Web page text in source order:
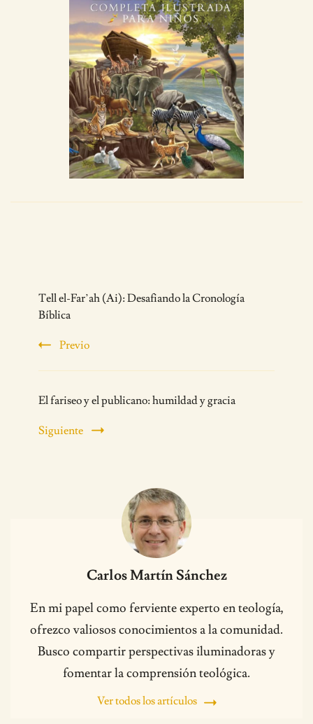
Navigation
Tell el-Far’ah (Ai): Desafiando la Cronología
Bíblica
Previo
El fariseo y el publicano: humildad y gracia
Siguiente
Carlos Martín Sánchez
En mi papel como ferviente experto en teología,
ofrezco valiosos conocimientos a la comunidad.
Busco compartir perspectivas iluminadoras y
fomentar la comprensión teológica.
Ver todos los artículos